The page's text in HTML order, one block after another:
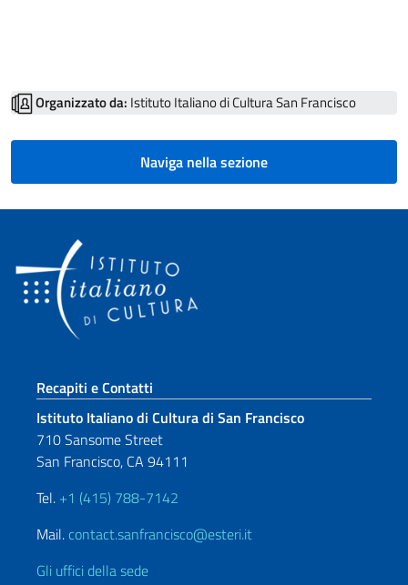
Organizzato da: Istituto Italiano di Cultura San Francisco
Naviga nella sezione
Sezione footer
Recapiti e Contatti
Istituto Italiano di Cultura di San Francisco
710 Sansome Street
San Francisco, CA 94111
Tel. +1 (415) 788-7142
Mail. contact.sanfrancisco@esteri.it
Gli uffici della sede